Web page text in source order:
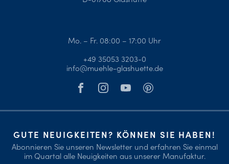
Mo. – Fr. 08:00 – 17:00 Uhr
+49 35053 3203-0
info@muehle-glashuette.de
GUTE NEUIGKEITEN? KÖNNEN SIE HABEN!
Abonnieren Sie unseren Newsletter und erfahren Sie einmal
im Quartal alle Neuigkeiten aus unserer Manufaktur.